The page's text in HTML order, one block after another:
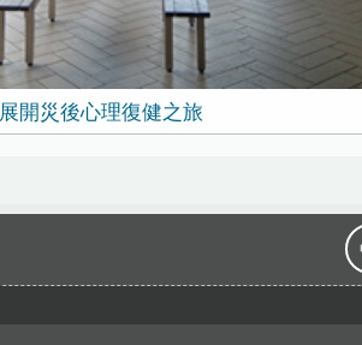
展開災後心理復健之旅